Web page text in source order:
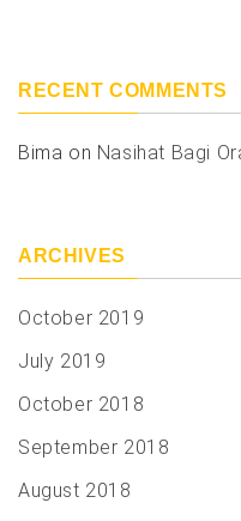
RECENT COMMENTS
Bima on Nasihat Bagi
ARCHIVES
October 2019
July 2019
October 2018
September 2018
August 2018